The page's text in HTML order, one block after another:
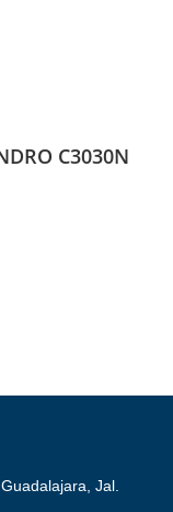
C3030N
Jal.